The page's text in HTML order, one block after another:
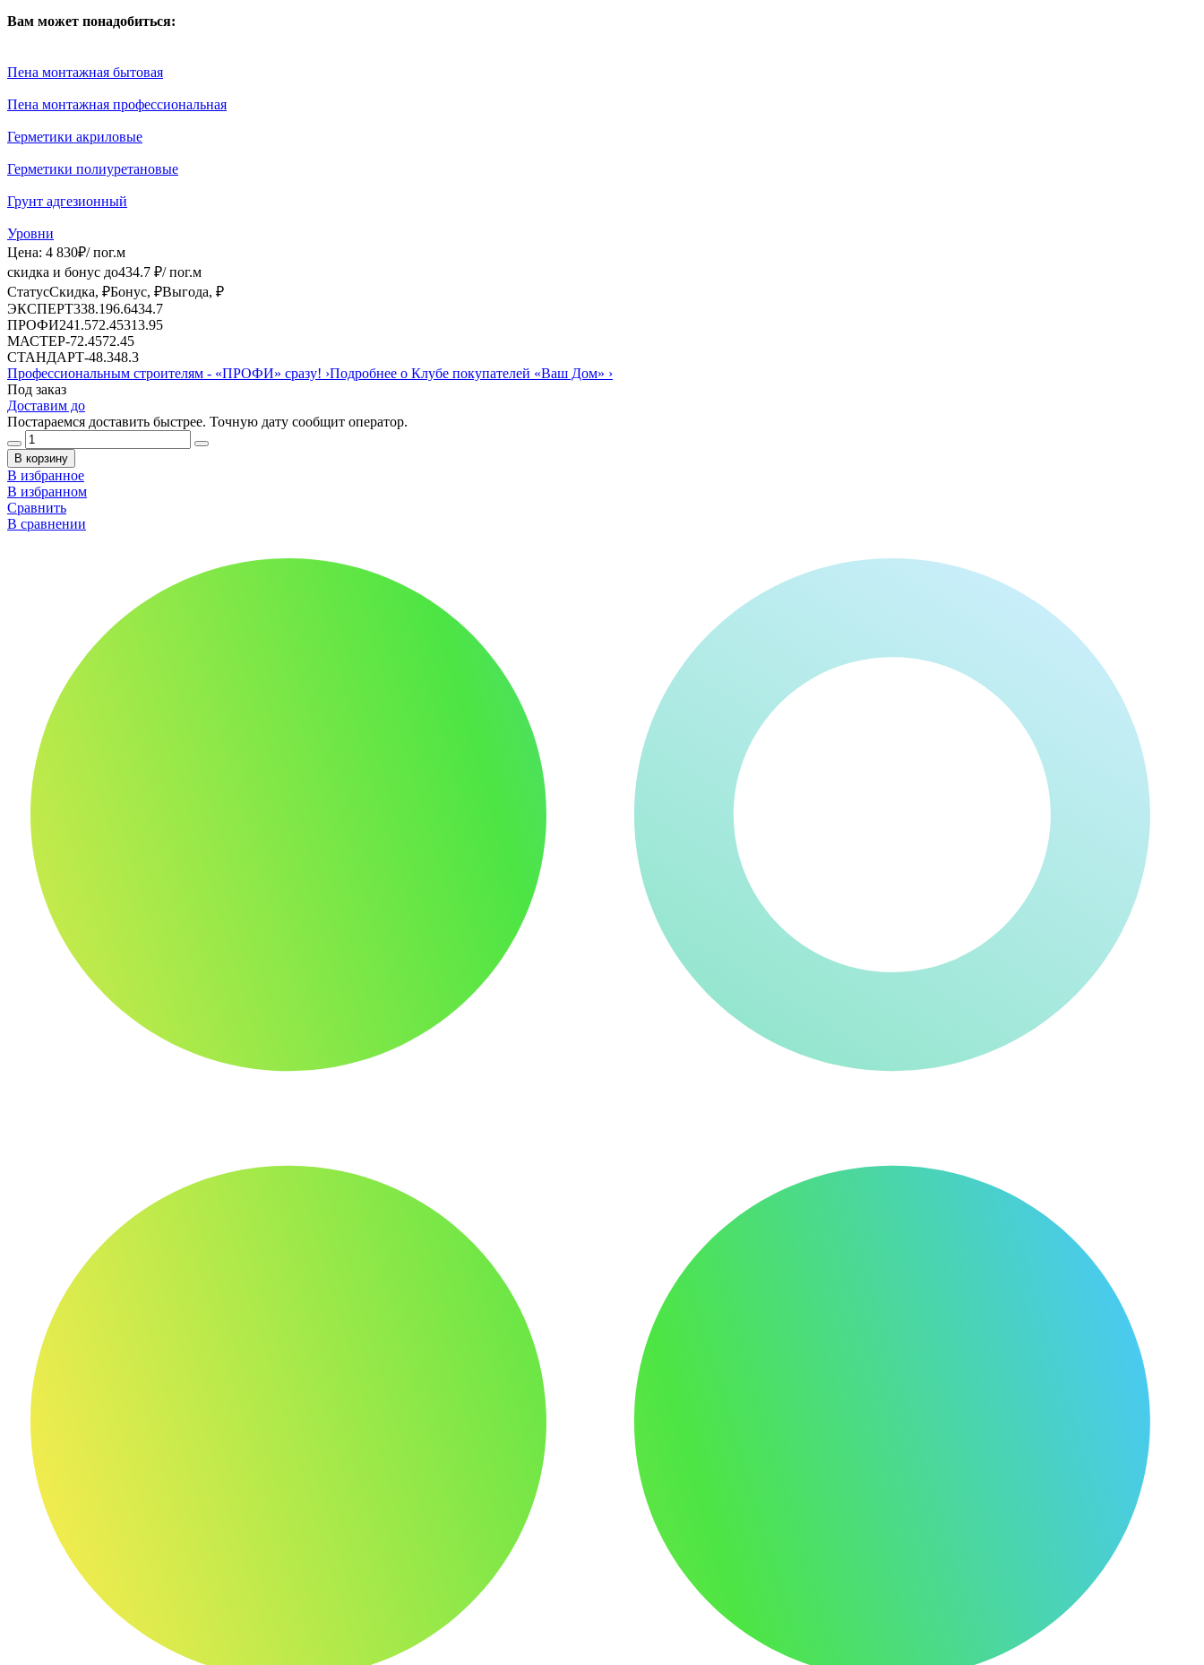
Вам может понадобиться:
Пена монтажная бытовая
Пена монтажная профессиональная
Герметики акриловые
Герметики полиуретановые
Грунт адгезионный
Уровни
Цена: 4 830₽/ пог.м
скидка и бонус до434.7 ₽/ пог.м
СтатусСкидка, ₽Бонус, ₽Выгода, ₽
ЭКСПЕРТ338.196.6434.7
ПРОФИ241.572.45313.95
МАСТЕР-72.4572.45
СТАНДАРТ-48.348.3
Профессиональным строителям - «ПРОФИ» сразу! ›Подробнее о Клубе покупателей «Ваш Дом» ›
Под заказ
Доставим до
Постараемся доставить быстрее. Точную дату сообщит оператор.
В корзину
В избранное
В избранном
Сравнить
В сравнении